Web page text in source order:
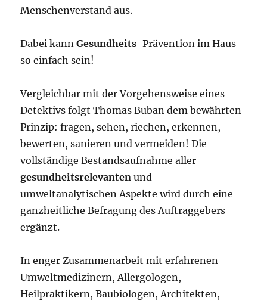
Menschenverstand aus.
Dabei kannGesundheits-Prävention im Haus
so einfach sein!
Vergleichbar mit der Vorgehensweise eines
Detektivs folgt Thomas Buban dem bewährten
Prinzip: fragen, sehen, riechen, erkennen,
bewerten, sanieren und vermeiden! Die
vollständige Bestandsaufnahme aller
gesundheitsrelevanten und
umweltanalytischen Aspekte wird durch eine
ganzheitliche Befragung des Auftraggebers
ergänzt.
In enger Zusammenarbeit mit erfahrenen
Umweltmedizinern, Allergologen,
Heilpraktikern, Baubiologen, Architekten,